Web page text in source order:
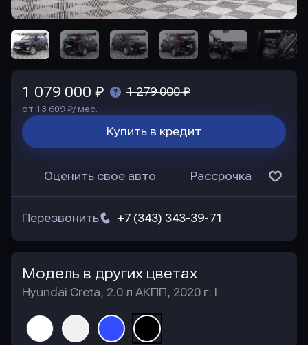
1 079 000 ₽ 1 279 000 ₽
от 13 609 ₽/ мес.
Купить в кредит
Оценить свое авто Рассрочка
+7 (343) 343-39-71
Перезвонить
Модель в других цветах
Hyundai Creta, 2.0 л АКПП, 2020 г. I